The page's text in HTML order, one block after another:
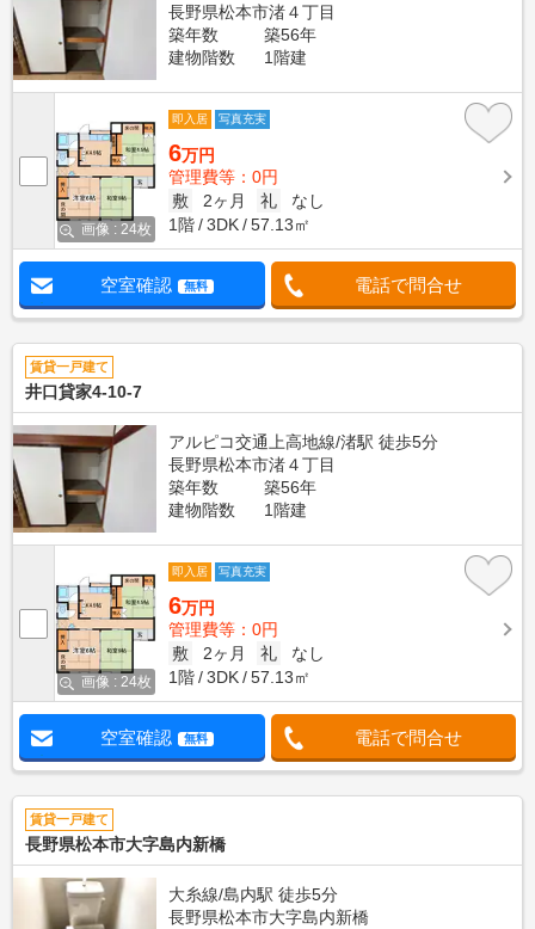
長野県松本市渚４丁目
築年数
築56年
建物階数
1階建
画像 : 24枚
即入居 写真充実
6万円
管理費等：0円
敷
2ヶ月 礼
なし
1階
3DK 57.13㎡
空室確認 無料 電話で問合せ
賃貸一戸建て
井口貸家4-10-7
アルピコ交通上高地線/渚駅 徒歩5分
長野県松本市渚４丁目
築年数
築56年
建物階数
1階建
画像 : 24枚
即入居 写真充実
6万円
管理費等：0円
敷
2ヶ月 礼
なし
1階
3DK 57.13㎡
空室確認 無料 電話で問合せ
賃貸一戸建て
長野県松本市大字島内新橋
大糸線/島内駅 徒歩5分
長野県松本市大字島内新橋